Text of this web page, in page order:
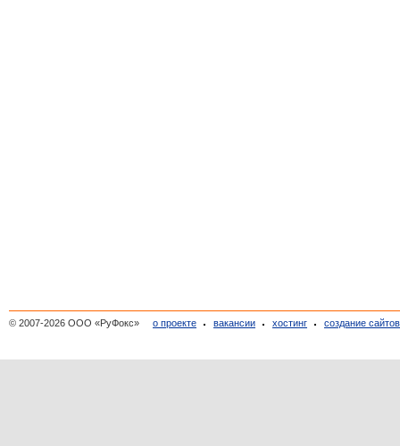
© 2007-2026 ООО «РуФокс» о проекте вакансии хостинг создание сайтов